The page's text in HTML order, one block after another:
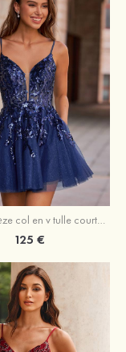
Robe trapèze col en v tulle courte/mini robe de fête de la rentrée avec poches paillettes
125 €